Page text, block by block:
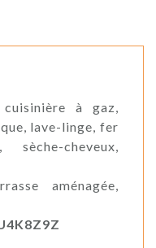
à gaz,
lave-linge, fer
cheveux,
aménagée,